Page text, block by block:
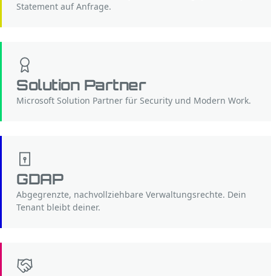
Statement auf Anfrage.
Solution Partner
Microsoft Solution Partner für Security und Modern Work.
GDAP
Abgegrenzte, nachvollziehbare Verwaltungsrechte. Dein
Tenant bleibt deiner.